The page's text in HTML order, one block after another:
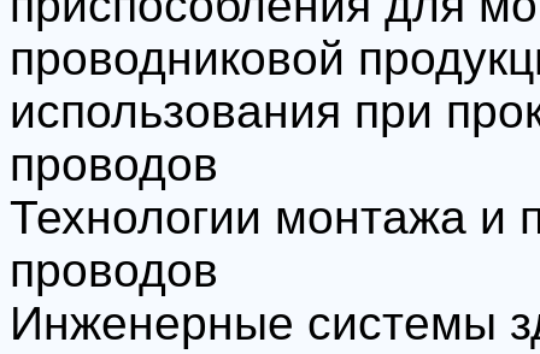
проводниковой
использования при
проводов
Технологии монтажа и
проводов
Инженерные системы